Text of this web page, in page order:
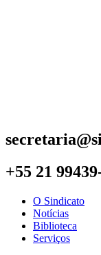
+55 21
O Sindicato
Notícias
Biblioteca
Serviços